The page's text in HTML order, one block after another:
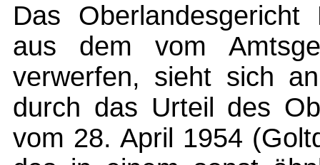
Das
aus dem vom
verwerfen, sieht sich
durch das Urteil des
vom 28. April 1954